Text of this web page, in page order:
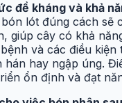
đề kháng và khả
lót đúng cách sẽ
giúp cây có khả
và các điều kiện
hán hay ngập úng.
ổn định và đạt